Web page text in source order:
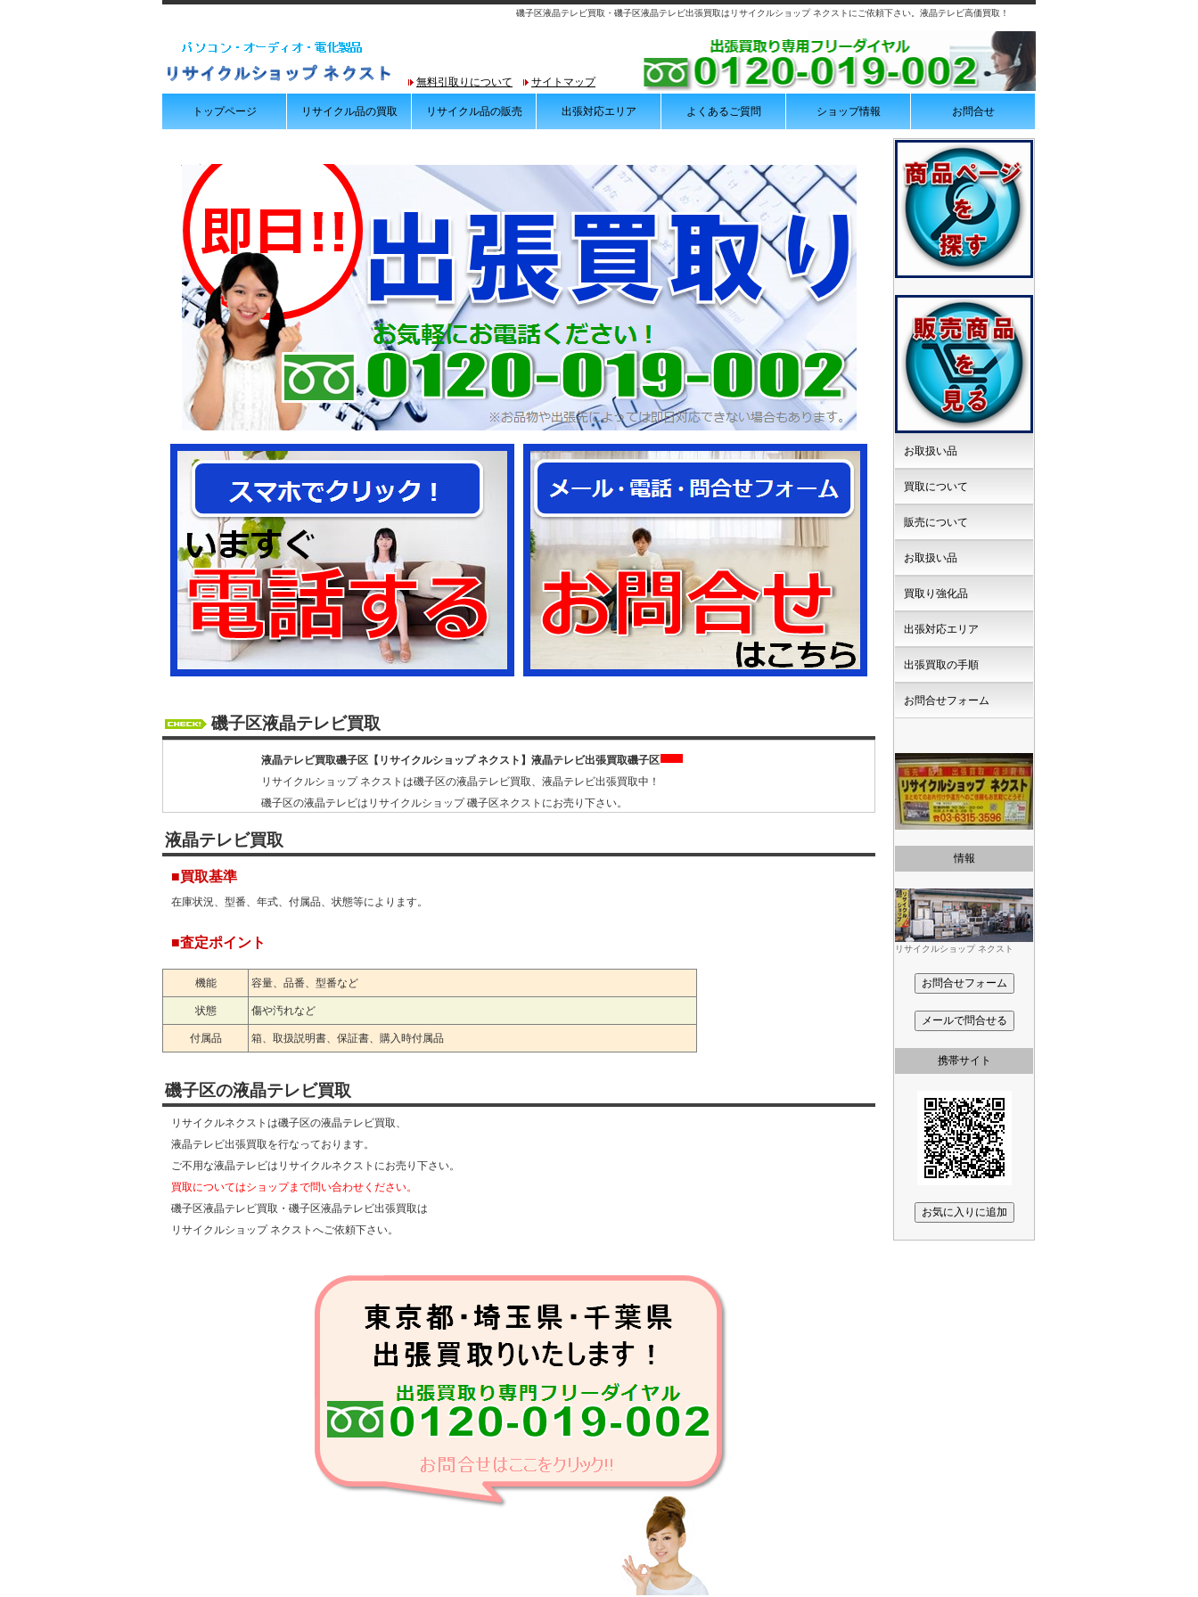
磯子区液晶テレビ買取・磯子区液晶テレビ出張買取はリサイクルショップ ネクストにご依頼下さい。液晶テレビ高価買取！
無料引取りについて サイトマップ
トップページ リサイクル品の買取 リサイクル品の販売 出張対応エリア よくあるご質問 ショップ情報 お問合せ
磯子区液晶テレビ買取
液晶テレビ買取磯子区【リサイクルショップ ネクスト】液晶テレビ出張買取磯子区
リサイクルショップ ネクストは磯子区の液晶テレビ買取、液晶テレビ出張買取中！
磯子区の液晶テレビはリサイクルショップ 磯子区ネクストにお売り下さい。
磯子・磯子台・鳳町・岡村・上町・上中里町・栗木・坂下町
久木町・氷取沢町・広地町・丸山・峰町・森・森が丘・洋光台
今日液晶テレビ買取して欲しいや、本日中の買取、急ぎの当日液晶テレビ買取にもできる限り対応。
その場で液晶テレビ現金買取！液晶テレビ下取り買取、液晶テレビ査定買取します。
液晶テレビ売却は、ショップへ持込みの店頭買取、自宅へお伺いの出張買取どちらの買取もOK！
横浜市磯子区液晶テレビ買取、液晶テレビ出張買取はリサイクルショップ ネクストに問合わせ下さい。
★液晶テレビ買取磯子区・液晶テレビ出張買取磯子区 リサイクルショップ ネクスト
液晶テレビ買取磯子区【リサイクルショップ ネクスト】液晶テレビ出張買取磯子区
リサイクルショップ ネクストは磯子区の液晶テレビ買取、液晶テレビ出張買取中！
横浜市磯子区の液晶テレビはリサイクルショップ 磯子区ネクストにお売り下さい。
横浜市磯子区下記エリアに液晶テレビ出張買取します。
磯子・杉田 ・新杉田・洋光台・屏風浦・根岸
磯子区の液晶テレビ買取、液晶テレビ出張買取はリサイクルショップ ネクストにお任せ下さい！
液晶テレビ買取価格は変動しますので、早めにリサイクルショップ 磯子区ネクストに売却下さい。
今日液晶テレビ買取して欲しいや、本日中の買取、急ぎの当日液晶テレビ買取にもできる限り対応。
その場で液晶テレビ現金買取！液晶テレビ下取り買取、液晶テレビ査定買取します。
液晶テレビ売却は、ショップへ持込みの店頭買取、自宅へお伺いの出張買取どちらの買取もOK！
店舗へ持ち込み買取の際は液晶テレビ買取価格の見積り査定に時間がかかる場合がございます。
横浜市磯子区液晶テレビ買取、液晶テレビ出張買取はリサイクルショップ ネクストに問合わせ下さい。
★液晶テレビ買取磯子区・液晶テレビ出張買取磯子区 リサイクルショップ ネクスト
液晶テレビ買取磯子区【リサイクルショップ ネクスト】液晶テレビ出張買取磯子区
横浜市磯子区の液晶テレビはリサイクルショップ 磯子区ネクストにお売り下さい。
磯子区の液晶テレビ買取、液晶テレビ出張買取はリサイクルショップ ネクストにお任せ下さい！
液晶テレビ出張買取は最短即日出張買取、自宅へ液晶テレビ訪問買取します。新品液晶テレビ高価買取！
液晶テレビ買取価格は変動しますので、早めにリサイクルショップ 磯子区ネクストに売却下さい。
今日液晶テレビ買取して欲しいや、本日中の買取、急ぎの当日液晶テレビ買取にもできる限り対応。
その場で液晶テレビ現金買取！液晶テレビ下取り買取、液晶テレビ査定買取します。
液晶テレビ買取
■買取基準
在庫状況、型番、年式、付属品、状態等によります。
■査定ポイント
機能 容量、品番、型番など
状態 傷や汚れなど
付属品 箱、取扱説明書、保証書、購入時付属品
磯子区の液晶テレビ買取
リサイクルネクストは磯子区の液晶テレビ買取、
液晶テレビ出張買取を行なっております。
ご不用な液晶テレビはリサイクルネクストにお売り下さい。
買取についてはショップまで問い合わせください。
磯子区液晶テレビ買取・磯子区液晶テレビ出張買取は
リサイクルショップ ネクストへご依頼下さい。
お取扱い品
買取について
販売について
お取扱い品
買取り強化品
出張対応エリア
出張買取の手順
お問合せフォーム
情報
リサイクルショップ ネクスト
携帯サイト